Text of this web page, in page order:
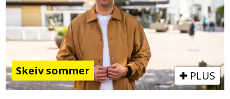
Skeiv sommer PLUS